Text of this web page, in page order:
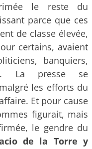
le reste du
parce que ces
de classe élevée,
certains, avaient
banquiers,
La presse se
les efforts du
Et pour cause
figurait, mais
le gendre du
de la Torre y